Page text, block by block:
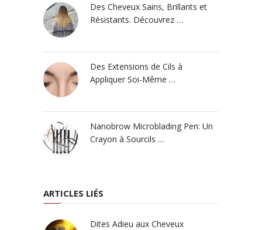
Des Cheveux Sains, Brillants et
Résistants. Découvrez …
Des Extensions de Cils à
Appliquer Soi-Même …
Nanobrow Microblading Pen: Un
Crayon à Sourcils …
ARTICLES LIÉS
Dites Adieu aux Cheveux